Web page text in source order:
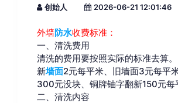
创始人 2026-06-21 12:01:46
外墙防水收费标准：
一、清洗费用
清洗的费用要按照实际的标准去算。
新墙面2元每平米、旧墙面3元每平
300元没块、铜牌铀字翻新150元每
二、清洗内容